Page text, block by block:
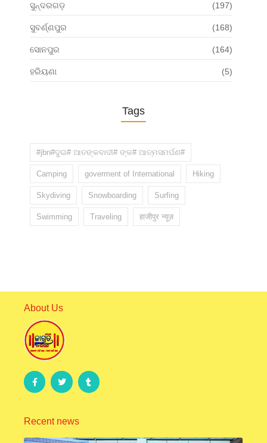
ସୁନ୍ଦରଗଡ଼ (197)
ସୁବର୍ଣ୍ଣପୁର (168)
ସୋନପୁର (164)
ହରିୟଣା (5)
Tags
#jbn#ଦୁଇ# ଆତଙ୍କବାଦୀ# ଙ୍କ# ଆତ୍ମସମର୍ପଣ#
Camping goverment of International Hiking
Skydiving Snowboarding Surfing
Swimming Traveling हाजीपुर न्यूज़
About Us
Recent news